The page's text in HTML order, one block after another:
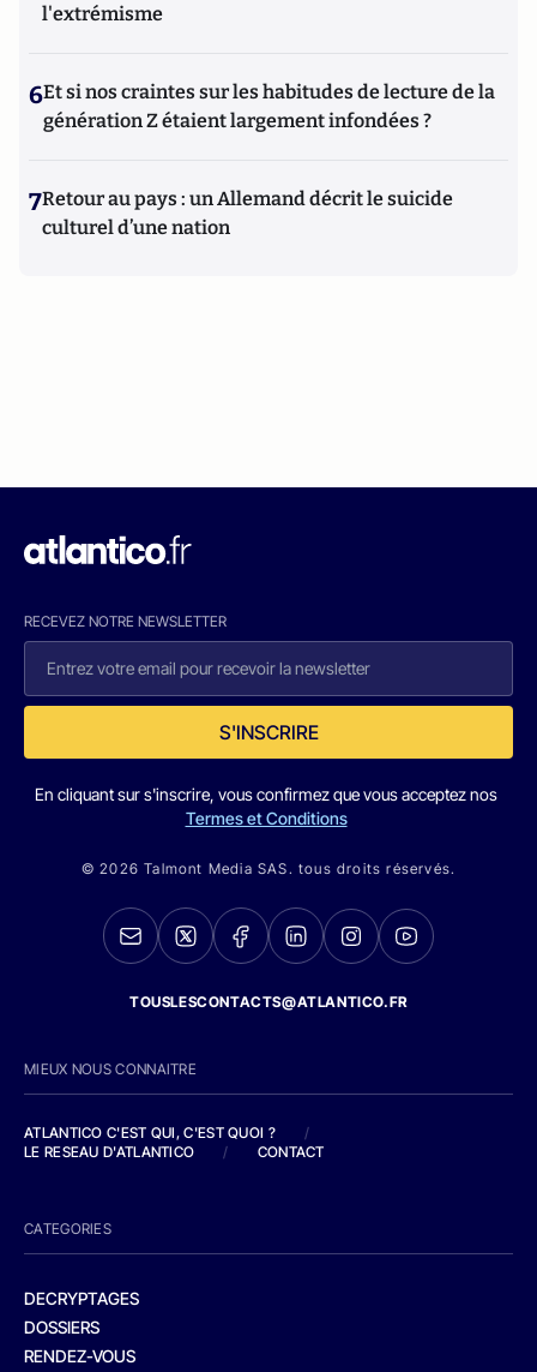
l'extrémisme
6Et si nos craintes sur les habitudes de lecture de la
génération Z étaient largement infondées ?
7Retour au pays : un Allemand décrit le suicide
culturel d’une nation
RECEVEZ NOTRE NEWSLETTER
S'INSCRIRE
En cliquant sur s'inscrire, vous confirmez que vous acceptez nos
Termes et Conditions
© 2026 Talmont Media SAS. tous droits réservés.
TOUSLESCONTACTS@ATLANTICO.FR
MIEUX NOUS CONNAITRE
ATLANTICO C'EST QUI, C'EST QUOI ?
/
LE RESEAU D'ATLANTICO
/ CONTACT
CATEGORIES
DECRYPTAGES
DOSSIERS
RENDEZ-VOUS